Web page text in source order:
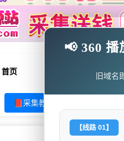
首页 连续剧
📕采集教程
📢 360 播
旧域名
【线路 01】